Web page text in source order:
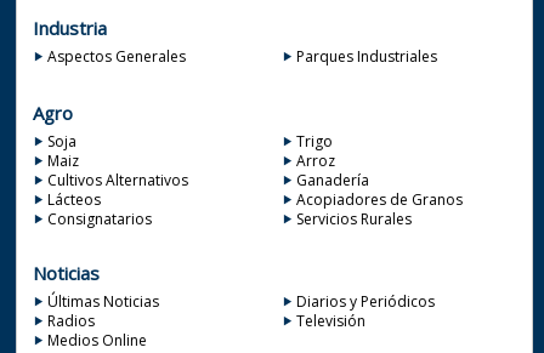
Industria
Aspectos Generales Parques Industriales
Agro
Soja
Trigo
Maiz
Arroz
Cultivos Alternativos
Ganadería
Lácteos
Acopiadores de Granos
Consignatarios
Servicios Rurales
Noticias
Últimas Noticias
Diarios y Periódicos
Radios
Televisión
Medios Online